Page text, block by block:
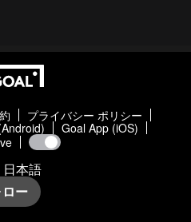
プライバシー ポリシー
Goal App (iOS)
日本語
ー